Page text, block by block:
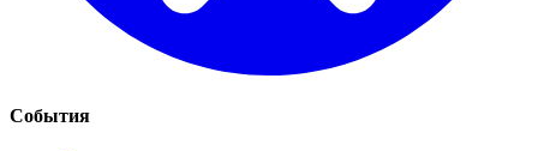
События